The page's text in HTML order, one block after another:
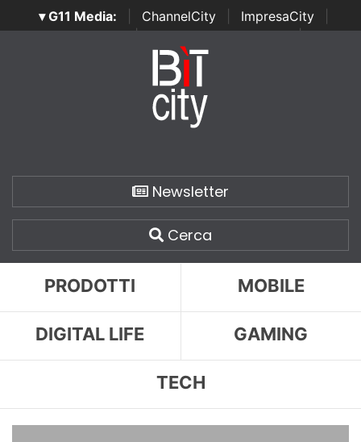
▾ G11 Media: ChannelCity ImpresaCity
SecurityOpenLab | Italian Channel Awards | Italian
Italian Security Awards
Newsletter
Cerca
PRODOTTI MOBILE
DIGITAL LIFE GAMING
TECH